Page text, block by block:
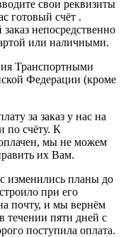
свои реквизиты
готовый счёт .
непосредственно
или наличными.
Транспортными
Федерации (кроме
за заказ у нас на
по счёту. К
мы не можем
их Вам.
изменились планы до
при его
почту, и мы вернём
течении пяти дней с
поступила оплата.